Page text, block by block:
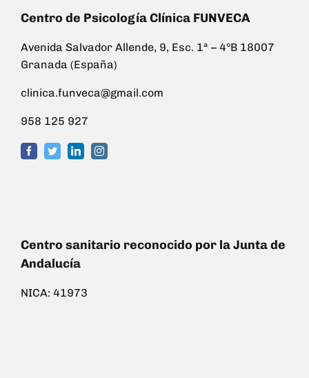
Centro de Psicología Clínica FUNVECA
Avenida Salvador Allende, 9, Esc. 1ª – 4ºB 18007
Granada (España)
clinica.funveca@gmail.com
958 125 927
Centro sanitario reconocido por la Junta de
Andalucía
NICA: 41973